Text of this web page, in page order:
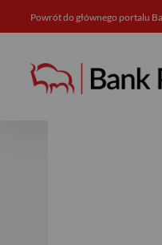
Powrót do głównego portalu
Program